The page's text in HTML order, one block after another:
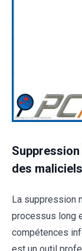
des
La suppression
processus long
compétences
est un outil